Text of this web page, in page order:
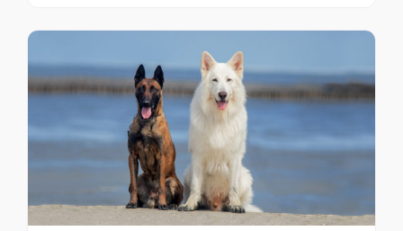
ganzen nicht fehlen.